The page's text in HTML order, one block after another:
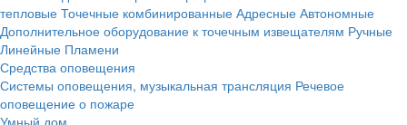
тепловые Точечные комбинированные Адресные Автономные
Дополнительное оборудование к точечным извещателям Ручные
Линейные Пламени
Средства оповещения
Системы оповещения, музыкальная трансляция Речевое
оповещение о пожаре